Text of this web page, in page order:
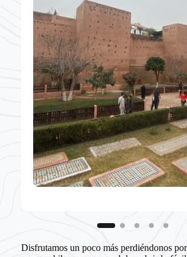
Disfrutamos un poco más perdiéndonos